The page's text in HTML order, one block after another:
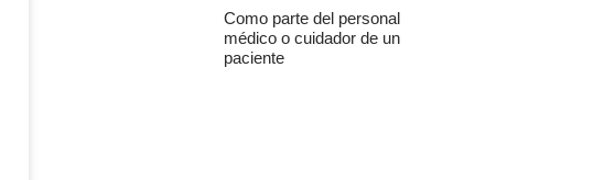
Como parte del personal
médico o cuidador de un
paciente